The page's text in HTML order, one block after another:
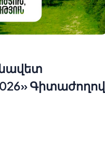
Գիտաժողով